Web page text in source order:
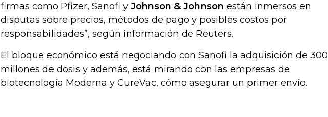
firmas como Pfizer, Sanofi y Johnson & Johnson están inmersos en
disputas sobre precios, métodos de pago y posibles costos por
responsabilidades”, según información de Reuters.
El bloque económico está negociando con Sanofi la adquisición de 300
millones de dosis y además, está mirando con las empresas de
biotecnología Moderna y CureVac, cómo asegurar un primer envío.